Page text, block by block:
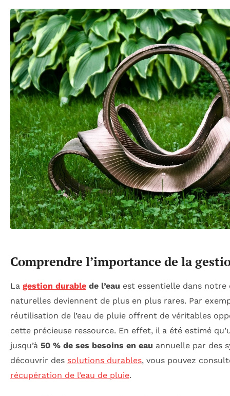
Comprendre l’importance de la
La gestion durable de l’eau est essentielle dans notre
naturelles deviennent de plus en plus rares. Par
réutilisation de l’eau de pluie offrent de véritables
cette précieuse ressource. En effet, il a été estimé
jusqu’à 50 % de ses besoins en eau annuelle par des
découvrir des solutions durables, vous pouvez
récupération de l’eau de pluie.